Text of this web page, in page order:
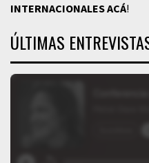
INTERNACIONALESACÁ!
ÚLTIMAS